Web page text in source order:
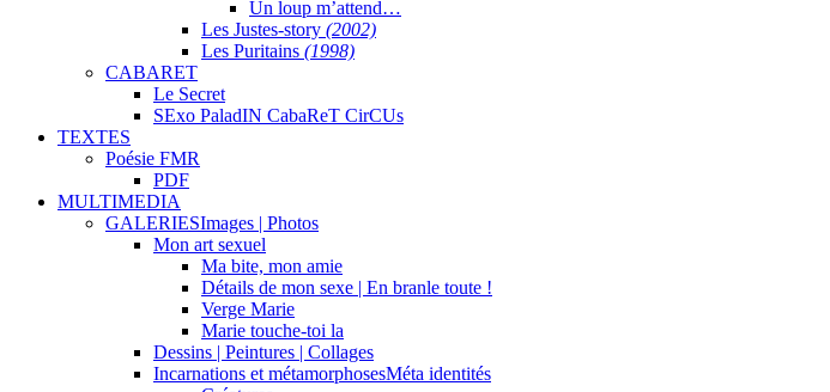
Un loup m’attend…
Les Justes-story (2002)
Les Puritains (1998)
CABARET
Le Secret
SExo PaladIN CabaReT CirCUs
TEXTES
Poésie FMR
PDF
MULTIMEDIA
GALERIESImages | Photos
Mon art sexuel
Ma bite, mon amie
Détails de mon sexe | En branle toute !
Verge Marie
Marie touche-toi la
Dessins | Peintures | Collages
Incarnations et métamorphosesMéta identités